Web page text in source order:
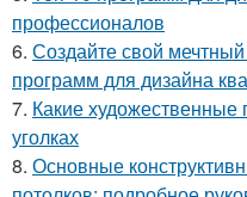
профессионалов
6. Создайте свой
программ для дизайна
7. Какие художественные
уголках
8. Основные